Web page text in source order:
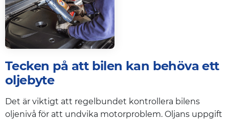
Tecken på att bilen kan behöva ett
oljebyte
Det är viktigt att regelbundet kontrollera bilens
oljenivå för att undvika motorproblem. Oljans uppgift